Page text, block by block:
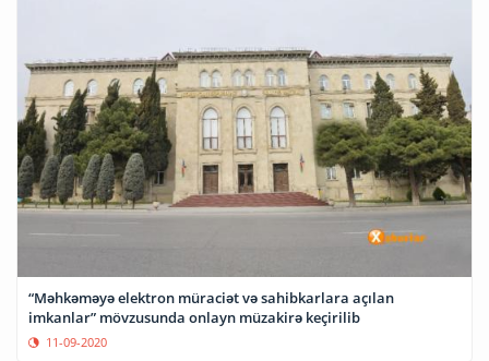
“Məhkəməyə elektron müraciət və sahibkarlara açılan
imkanlar” mövzusunda onlayn müzakirə keçirilib
11-09-2020